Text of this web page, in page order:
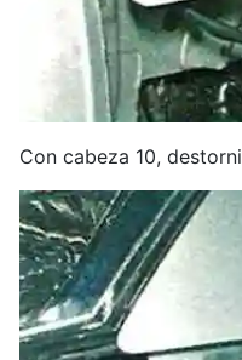
Con cabeza 10,